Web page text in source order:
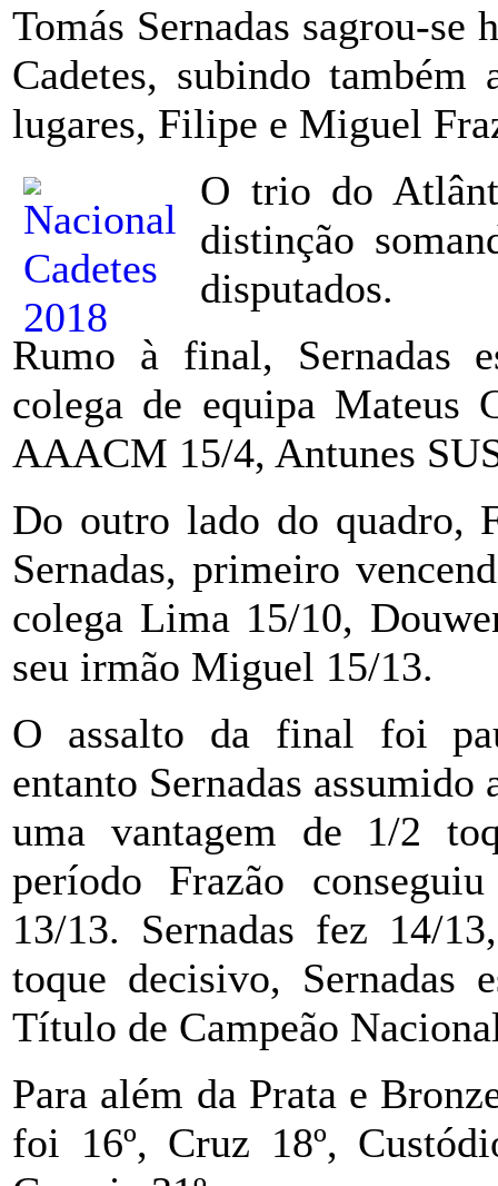
Tomás Sernadas sagrou-se
Cadetes, subindo
lugares, Filipe e Miguel
O trio do
distinção
disputados.
Rumo à final, Sernadas
colega de equipa Mateus
AAACM 15/4, Antunes
Do outro lado do quadro,
Sernadas, primeiro
colega Lima 15/10,
seu irmão Miguel 15/13.
O assalto da final foi
entanto Sernadas
uma vantagem de 1/2
período Frazão
13/13. Sernadas fez 14/
toque decisivo, Sernadas
Título de Campeão
Para além da Prata e
foi 16º, Cruz 18º,